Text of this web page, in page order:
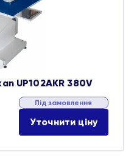
UP102AKR 380V
Під замовлення
Уточнити ціну